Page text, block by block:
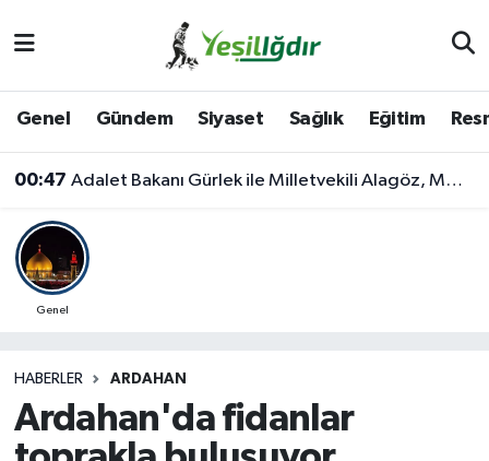
Genel Gündem Siyaset Sağlık Eğitim
00:47 Adalet Bakanı Gürlek ile Milletvekili Alagöz, MHP İl Başkanlığını Ziyaret Etti
Genel
HABERLER ARDAHAN
Ardahan'da fidanlar
Iğdır Trafik Yoğunluk Haritası
Süper Lig Puan Durumu ve Fikstür
Son Dakika Haberleri